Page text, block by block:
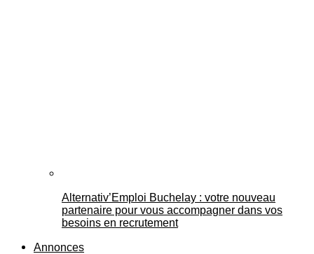
Alternativ’Emploi Buchelay : votre nouveau
partenaire pour vous accompagner dans vos
besoins en recrutement
Annonces